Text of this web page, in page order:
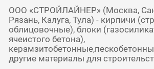
ООО «СТРОЙЛАЙНЕР» (Москва,
Рязань, Калуга, Тула) - кирпичи
облицовочные), блоки
ячеистого бетона),
другие материалы для